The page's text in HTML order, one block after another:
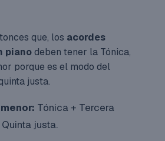
que, los acordes
pianodeben tener la Tónica,
porque es el modo del
justa.
Tónica + Tercera
justa.